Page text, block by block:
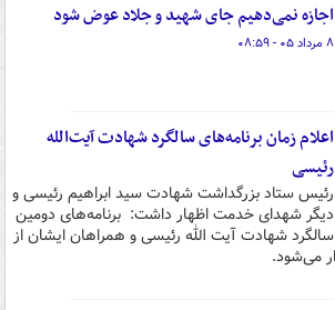
اجازه نمی‌دهیم جای شهید و جلاد عوض شود
۸ مرداد ۰۵ - ۰۸:۵۹
اعلام زمان برنامه‌های سالگرد شهادت آیت‌الله
رئیسی
رئیس ستاد بزرگداشت شهادت سید ابراهیم رئیسی و
دیگر شهدای خدمت اظهار داشت: برنامه‌های دومین
سالگرد شهادت آیت الله رئیسی و همراهان ایشان از